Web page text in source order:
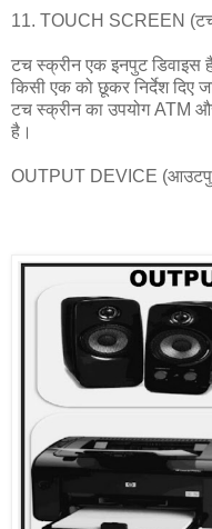
11. TOUCH SCREEN
टच स्क्रीन एक इनपुट डिवाइस
किसी एक को छूकर निर्देश दिए
टच स्क्रीन का उपयोग ATM
है।
OUTPUT DEVICE